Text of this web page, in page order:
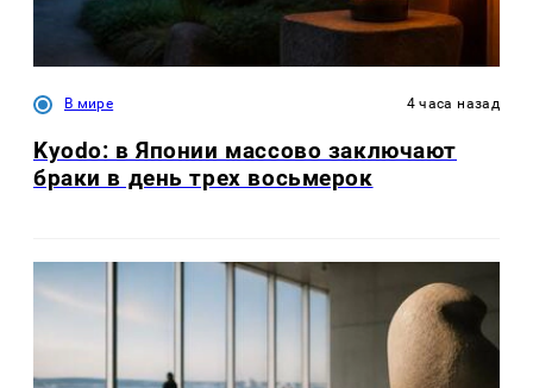
В мире 4 часа назад
Kyodo: в Японии массово заключают
браки в день трех восьмерок